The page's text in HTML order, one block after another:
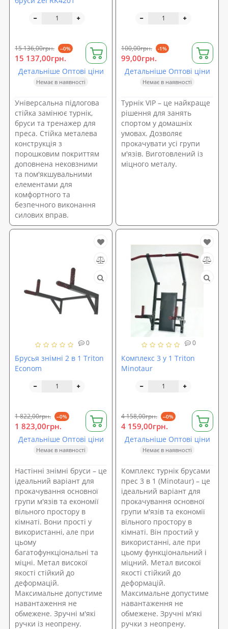
15 136,00грн. --0%
15 137,00грн.
Детальніше Оптові ціни
Немає в наявності
Універсальна підлогова
стійка замінює турнік,
бруси та тренажер для
преса. Стійка металева
конструкція з
порошковим покриттям
доповнена нековзними
та пом'якшувальними
елементами для
комфортного та
безпечного виконання
силових вправ.
100,00грн. -1%
99,00грн.
Детальніше Оптові ціни
Немає в наявності
Турнік VIP – це найкраще
рішення для занять
спортом у домашніх
умовах. Дозволяє
прокачувати усі групи
м'язів. Виготовлений із
міцного металу.
0
Брусья знімні 2 в 1 Triton
Econom
1 822,00грн. --0%
1 823,00грн.
Детальніше Оптові ціни
Немає в наявності
Настінні знімні бруси – це
ідеальний варіант для
прокачування основної
групи м'язів та економії
вільного простору в
кімнаті. Вони прості у
використанні, але при
цьому
багатофункціональні та
міцні. Метал високої
якості стійкий до
деформацій.
Максимальне допустиме
навантаження не
обмежене. Зручні м'які
ручки із неопрену.
0
Комплекс 3 у 1 Triton
Minotaur
4 158,00грн. --0%
4 159,00грн.
Детальніше Оптові ціни
Немає в наявності
Комплекс турнік брусами
прес 3 в 1 (Minotaur) – це
ідеальний варіант для
прокачування основної
групи м'язів та економії
вільного простору в
кімнаті. Він простий у
використанні, але при
цьому функціональний і
міцний. Метал високої
якості стійкий до
деформацій.
Максимальне допустиме
навантаження не
обмежене. Зручні м'які
ручки з неопрену.